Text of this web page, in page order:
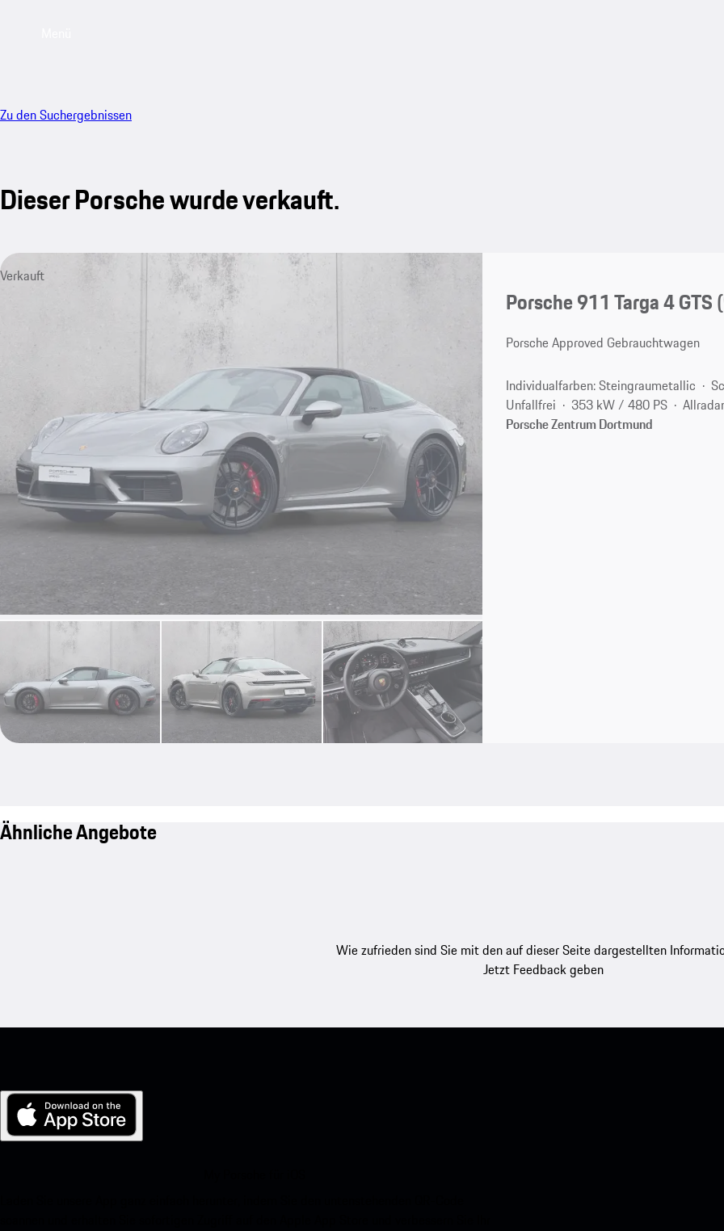
Zu den Suchergebnissen
Dieser Porsche wurde verkauft.
Verkauft
Porsche 911 Targa 4 GTS
Porsche Approved Gebrauchtwagen
Individualfarben: Steingraumetallic
Unfallfrei
353 kW / 480 PS
Porsche Zentrum Dortmund
Ähnliche Angebote
Wie zufrieden sind Sie mit den auf dieser Seite dargestellten
Jetzt Feedback geben